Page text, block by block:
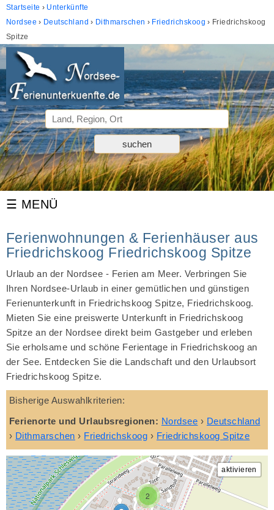
Startseite
Unterkünfte
Nordsee
Deutschland Dithmarschen Friedrichskoog
Friedrichskoog
Spitze
Ferienwohnungen & Ferienhäuser aus
Friedrichskoog Friedrichskoog Spitze
Urlaub an der Nordsee - Ferien am Meer. Verbringen Sie
Ihren Nordsee-Urlaub in einer gemütlichen und günstigen
Ferienunterkunft in Friedrichskoog Spitze, Friedrichskoog.
Mieten Sie eine preiswerte Unterkunft in Friedrichskoog
Spitze an der Nordsee direkt beim Gastgeber und erleben
Sie erholsame und schöne Ferientage in Friedrichskoog an
der See. Entdecken Sie die Landschaft und den Urlaubsort
Friedrichskoog Spitze.
Bisherige Auswahlkriterien:
Ferienorte und Urlaubsregionen: Nordsee › Deutschland
› Dithmarschen › Friedrichskoog › Friedrichskoog Spitze
2